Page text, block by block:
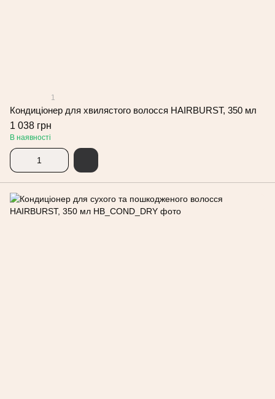
1
Кондиціонер для хвилястого волосся HAIRBURST, 350 мл
1 038 грн
В наявності